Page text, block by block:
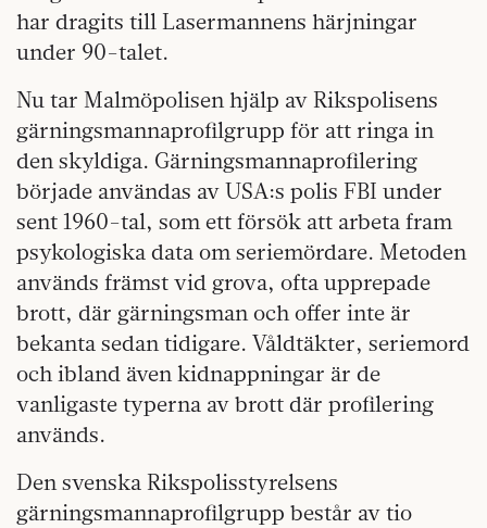
har dragits till Lasermannens härjningar
under 90-talet.
Nu tar Malmöpolisen hjälp av Rikspolisens
gärningsmannaprofilgrupp för att ringa in
den skyldiga. Gärningsmannaprofilering
började användas av USA:s polis FBI under
sent 1960-tal, som ett försök att arbeta fram
psykologiska data om seriemördare. Metoden
används främst vid grova, ofta upprepade
brott, där gärningsman och offer inte är
bekanta sedan tidigare. Våldtäkter, seriemord
och ibland även kidnappningar är de
vanligaste typerna av brott där profilering
används.
Den svenska Rikspolisstyrelsens
gärningsmannaprofilgrupp består av tio